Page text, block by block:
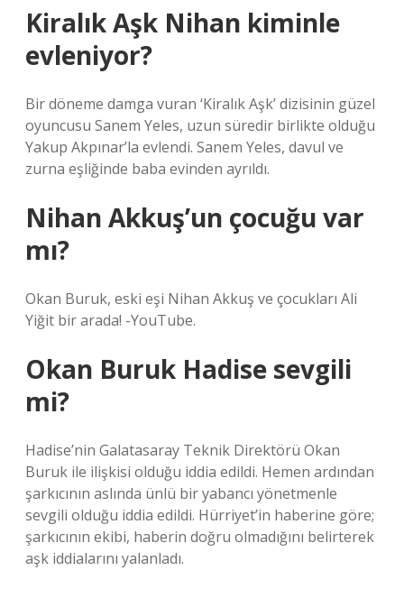
Kiralık Aşk Nihan kiminle
evleniyor?
Bir döneme damga vuran ‘Kiralık Aşk’ dizisinin güzel
oyuncusu Sanem Yeles, uzun süredir birlikte olduğu
Yakup Akpınar’la evlendi. Sanem Yeles, davul ve
zurna eşliğinde baba evinden ayrıldı.
Nihan Akkuş’un çocuğu var
mı?
Okan Buruk, eski eşi Nihan Akkuş ve çocukları Ali
Yiğit bir arada! -YouTube.
Okan Buruk Hadise sevgili
mi?
Hadise’nin Galatasaray Teknik Direktörü Okan
Buruk ile ilişkisi olduğu iddia edildi. Hemen ardından
şarkıcının aslında ünlü bir yabancı yönetmenle
sevgili olduğu iddia edildi. Hürriyet’in haberine göre;
şarkıcının ekibi, haberin doğru olmadığını belirterek
aşk iddialarını yalanladı.